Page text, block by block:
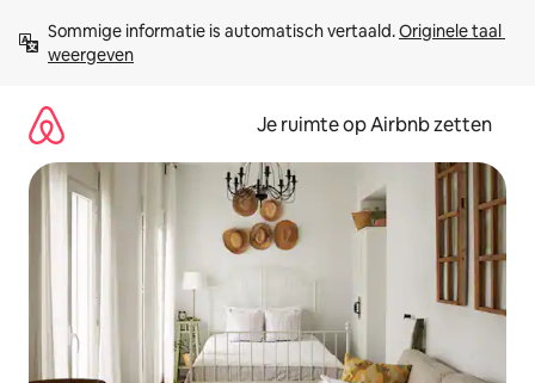
direct
naar
Sommige informatie is automatisch vertaald. Originele taal
weergeven
Je ruimte op Airbnb zetten